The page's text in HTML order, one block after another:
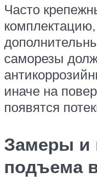
Часто
саморезы
иначе на
появятся
Замеры и
подъема